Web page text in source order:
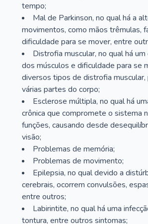
tempo;
Mal de Parkinson, no qual há a
movimentos, como mãos trêmulas,
dificuldade para se mover, entre
Distrofia muscular, no qual há
dos músculos e dificuldade para se
diversos tipos de distrofia
várias partes do corpo;
Esclerose múltipla, no qual há
crônica que compromete o sistema
funções, causando desde
visão;
Problemas de memória;
Problemas de movimento;
Epilepsia, no qual devido a
cerebrais, ocorrem convulsões,
entre outros;
Labirintite, no qual há uma
tontura, entre outros sintomas;